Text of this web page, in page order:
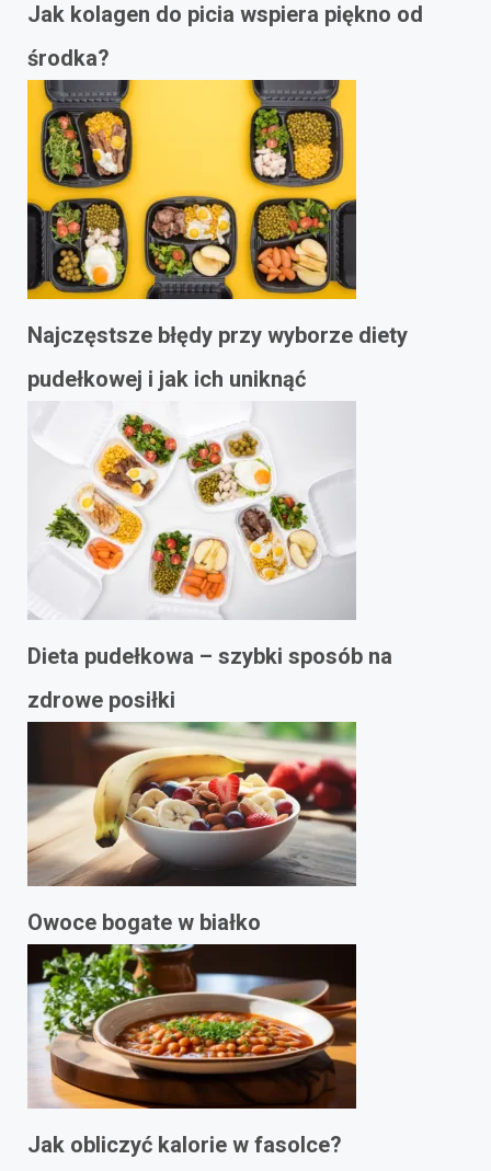
Jak kolagen do picia wspiera piękno od
środka?
Najczęstsze błędy przy wyborze diety
pudełkowej i jak ich uniknąć
Dieta pudełkowa – szybki sposób na
zdrowe posiłki
Owoce bogate w białko
Jak obliczyć kalorie w fasolce?